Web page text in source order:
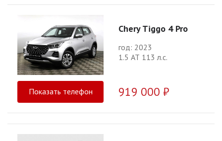
Chery Tiggo 4 Pro
год: 2023
1.5 АТ 113 л.с.
Показать телефон 919 000 ₽